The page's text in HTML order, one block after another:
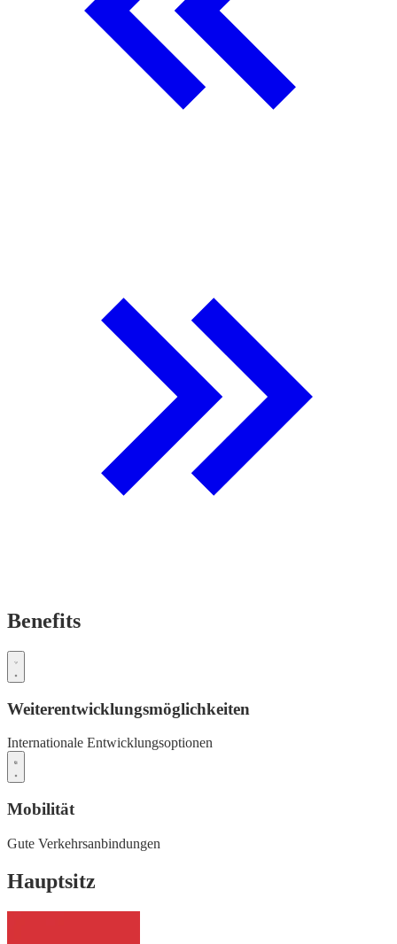
Benefits
Weiterentwicklungsmöglichkeiten
Internationale Entwicklungsoptionen
Mobilität
Gute Verkehrsanbindungen
Hauptsitz